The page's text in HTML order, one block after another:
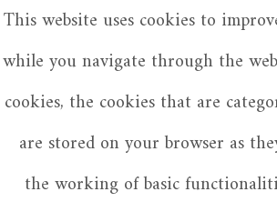
This website uses cookies to
while you navigate through the
cookies, the cookies that are
are stored on your browser as
the working of basic